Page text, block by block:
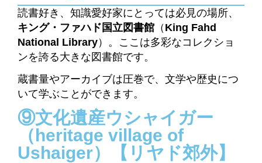
読書好き、知識愛好家にとっては必見の場所、
キング・ファハド国立図書館 （ King Fahd
National Library）。ここは多彩なコレクショ
ンを誇る大きな図書館です。
蔵書量やアーカイブは圧巻で、文学や歴史につ
いて学ぶことができます。
⑨文化遺産ウシャイガー
（heritage village of
Ushaiger）【リヤド郊外】